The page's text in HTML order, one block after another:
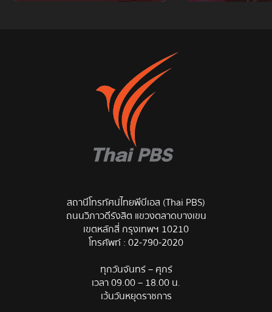
สถานีโทรทัศน์ไทยพีบีเอส (Thai PBS)
ถนนวิภาวดีรังสิต แขวงตลาดบางเขน
เขตหลักสี่ กรุงเทพฯ 10210
โทรศัพท์ :02-790-2020
ทุกวันจันทร์ – ศุกร์
เวลา 09.00 – 18.00 น.
เว้นวันหยุดราชการ